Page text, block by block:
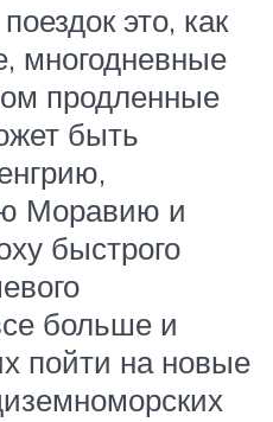
это, как
многодневные
продленные
быть
Моравию и
быстрого
больше и
пойти на новые